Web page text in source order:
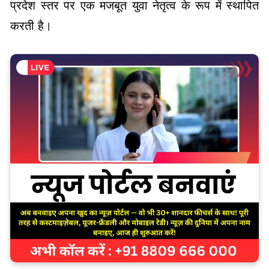
प्रदेश स्तर पर एक मजबूत युवा नेतृत्व के रूप में स्थापित
करती है।